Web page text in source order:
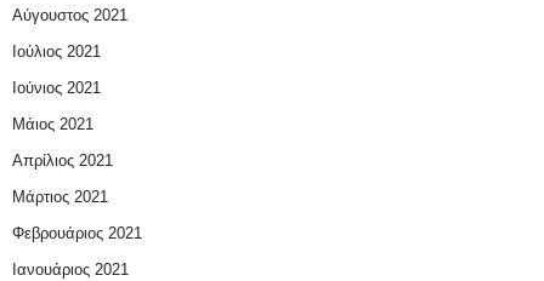
Αύγουστος 2021
Ιούλιος 2021
Ιούνιος 2021
Μάιος 2021
Απρίλιος 2021
Μάρτιος 2021
Φεβρουάριος 2021
Ιανουάριος 2021